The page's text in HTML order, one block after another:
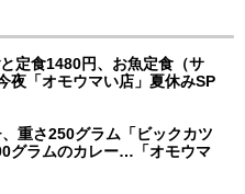
定食1480円、お魚定食（サ
「オモウマい店」夏休みSP
重さ250グラム「ビックカツ
グラムのカレー…「オモウマ